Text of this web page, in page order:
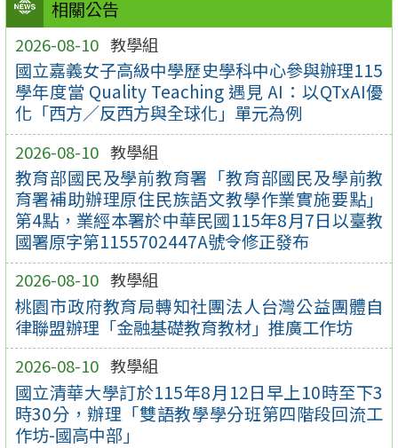
相關公告
2026-08-10 教學組
國立嘉義女子高級中學歷史學科中心參與辦理115
學年度當 Quality Teaching 遇見 AI：以QTxAI優
化「西方／反西方與全球化」單元為例
2026-08-10 教學組
教育部國民及學前教育署「教育部國民及學前教
育署補助辦理原住民族語文教學作業實施要點」
第4點，業經本署於中華民國115年8月7日以臺教
國署原字第1155702447A號令修正發布
2026-08-10 教學組
桃園市政府教育局轉知社團法人台灣公益團體自
律聯盟辦理「金融基礎教育教材」推廣工作坊
2026-08-10 教學組
國立清華大學訂於115年8月12日早上10時至下3
時30分，辦理「雙語教學學分班第四階段回流工
作坊-國高中部」